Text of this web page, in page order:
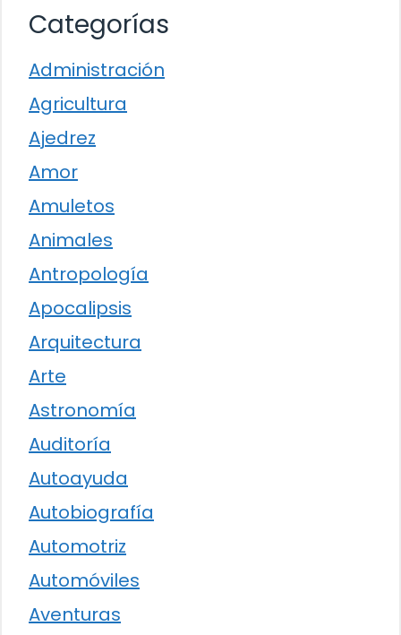
Categorías
Administración
Agricultura
Ajedrez
Amor
Amuletos
Animales
Antropología
Apocalipsis
Arquitectura
Arte
Astronomía
Auditoría
Autoayuda
Autobiografía
Automotriz
Automóviles
Aventuras